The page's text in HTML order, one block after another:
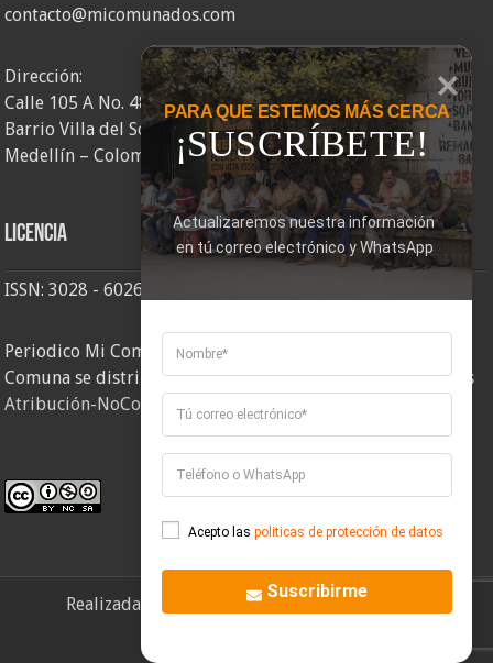
contacto@micomunados.com
Dirección:
Calle 105 A No. 48AA – 58
Barrio Villa del Socorro
Medellín – Colombia
Licencia
ISSN: 3028 - 6026
Periodico Mi Comuna 2, elaborado por Corporación Mi
Comuna se distribuye bajo unaLicencia Creative Commons
Atribución-NoComercial-CompartirIgual 4.0 Internacional
Realizada por Corporación Mi Comuna
PARA QUE ESTEMOS MÁS CERCA
¡SUSCRÍBETE!
Actualizaremos nuestra información
en tú correo electrónico y WhatsApp
Acepto las politicas de protección de datos
Suscribirme